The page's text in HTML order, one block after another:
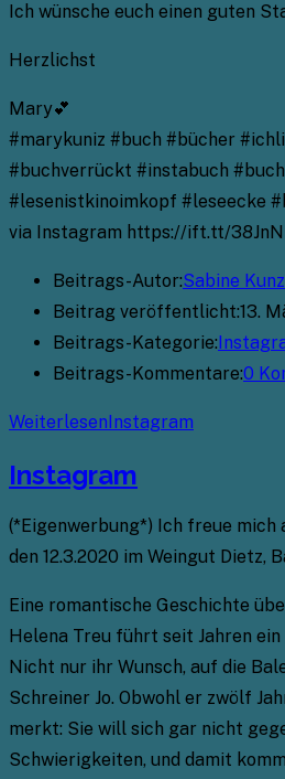
Ich wünsche euch einen guten
Herzlichst
Mary💕
#marykuniz #buch #bücher
#buchverrückt #instabuch
#lesenistkinoimkopf #leseecke
via Instagram https://ift.tt/
Beitrags-Autor:Sabine Kunz
Beitrag veröffentlicht:13.
Beitrags-Kategorie:
Beitrags-Kommentare:0
Weiterlesen Instagram
Instagram
(*Eigenwerbung*) Ich freue
den 12.3.2020 im Weingut Dietz,
Eine romantische Geschichte
Helena Treu führt seit Jahren
Nicht nur ihr Wunsch, auf die
Schreiner Jo. Obwohl er zwölf
merkt: Sie will sich gar nicht
Schwierigkeiten, und damit